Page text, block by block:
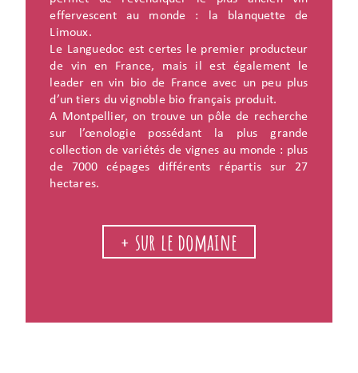
effervescent au monde : la blanquette de
Limoux.
Le Languedoc est certes le premier producteur
de vin en France, mais il est également le
leader en vin bio de France avec un peu plus
d’un tiers du vignoble bio français produit.
A Montpellier, on trouve un pôle de recherche
sur l’œnologie possédant la plus grande
collection de variétés de vignes au monde : plus
de 7000 cépages différents répartis sur 27
hectares.
+ sur le domaine